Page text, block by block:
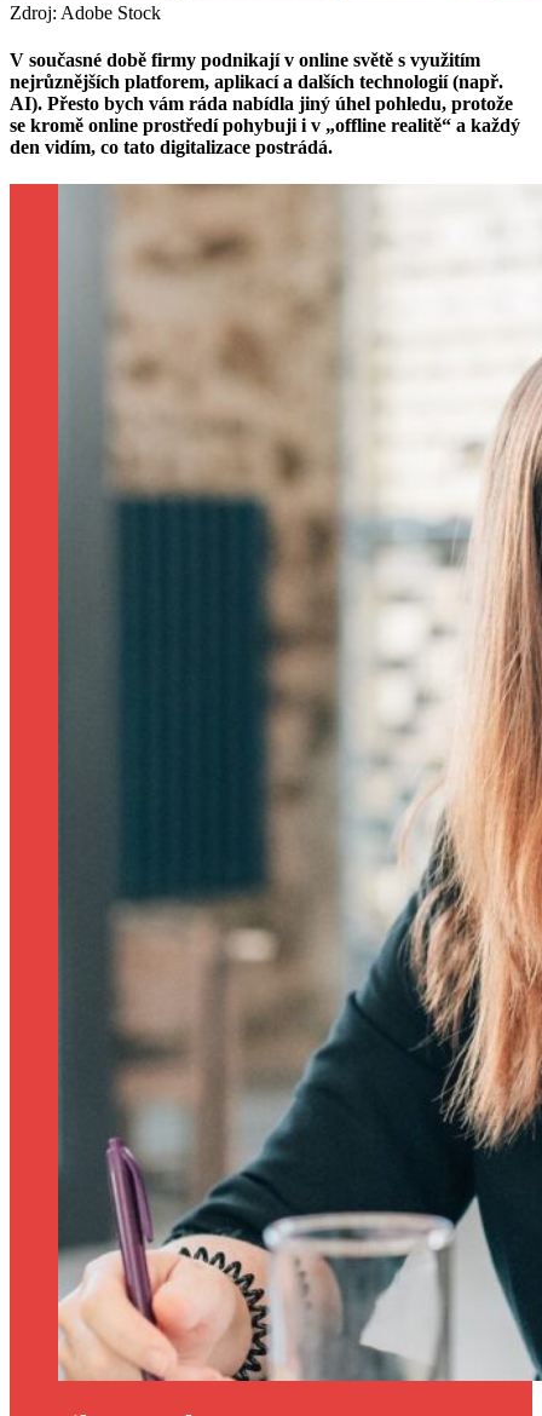
Zdroj: Adobe Stock
V současné době firmy podnikají v online světě s využitím
nejrůznějších platforem, aplikací a dalších technologií (např.
AI). Přesto bych vám ráda nabídla jiný úhel pohledu, protože
se kromě online prostředí pohybuji i v „offline realitě“ a každý
den vidím, co tato digitalizace postrádá.